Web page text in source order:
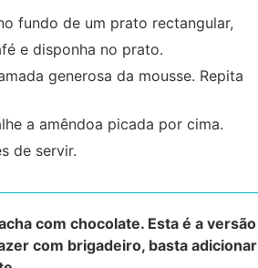
fundo de um prato rectangular,
e disponha no prato.
generosa da mousse. Repita
a amêndoa picada por cima.
de servir.
com chocolate. Esta é a versão
com brigadeiro, basta adicionar